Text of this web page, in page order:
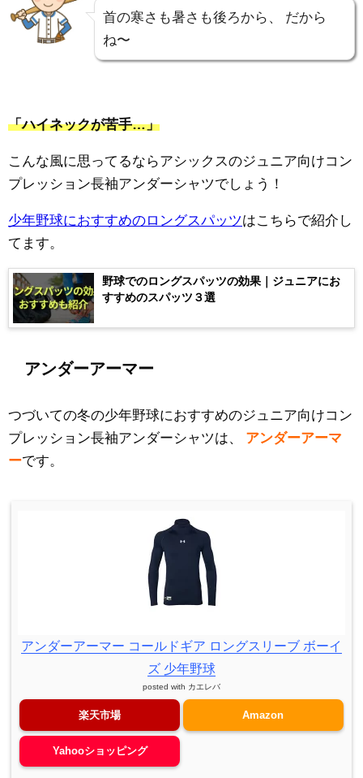
首の寒さも暑さも後ろから、
だから
ね〜
「ハイネックが苦手…」
こんな風に思ってるならアシックスのジュニア向けコン
プレッション長袖アンダーシャツでしょう！
少年野球におすすめのロングスパッツはこちらで紹介し
てます。
野球でのロングスパッツの効果｜ジュニアにお
すすめのスパッツ３選
アンダーアーマー
つづいての冬の少年野球におすすめのジュニア向けコン
プレッション長袖アンダーシャツは、
アンダーアーマ
ーです。
アンダーアーマー コールドギア ロングスリーブ ボーイ
ズ 少年野球
posted with カエレバ
楽天市場 Amazon
Yahooショッピング